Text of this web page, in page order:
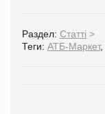
Раздел: Статті >
Теги: АТБ-Маркет,